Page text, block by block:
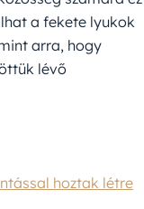
a fekete lyukok
arra, hogy
lévő
hoztak létre